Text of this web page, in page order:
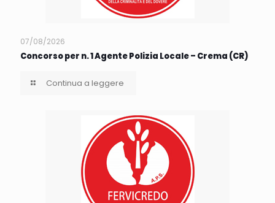
07/08/2026
Concorso per n. 1 Agente Polizia Locale – Crema (CR)
Continua a leggere